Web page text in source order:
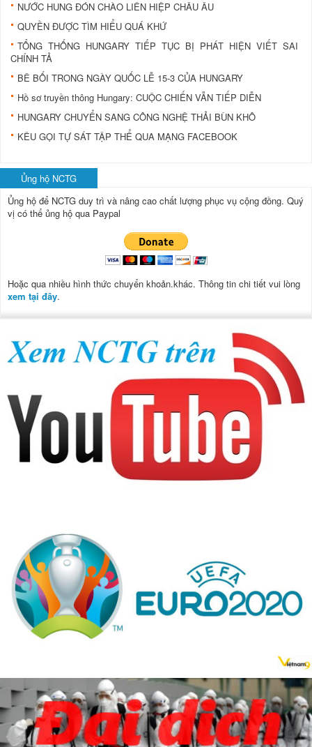
NƯỚC HUNG ĐÓN CHÀO LIÊN HIỆP CHÂU ÂU
QUYỀN ĐƯỢC TÌM HIỂU QUÁ KHỨ
TỔNG THỐNG HUNGARY TIẾP TỤC BỊ PHÁT HIỆN VIẾT SAI
CHÍNH TẢ
BÊ BỐI TRONG NGÀY QUỐC LỄ 15-3 CỦA HUNGARY
Hồ sơ truyền thông Hungary: CUỘC CHIẾN VẪN TIẾP DIỄN
HUNGARY CHUYỂN SANG CÔNG NGHỆ THẢI BÙN KHÔ
KÊU GỌI TỰ SÁT TẬP THỂ QUA MẠNG FACEBOOK
Ủng hộ NCTG
Ủng hộ để NCTG duy trì và nâng cao chất lượng phục vụ cộng đồng. Quý
vị có thể ủng hộ qua Paypal
Hoặc qua nhiều hình thức chuyển khoản.khác. Thông tin chi tiết vui lòng
xem tại đây.